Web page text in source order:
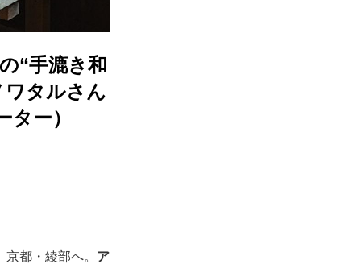
“手漉き和
ワタルさん
ー）
京都・綾部へ。 ア